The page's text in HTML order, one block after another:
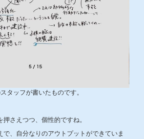
タッフが書いたものです。
さえつつ、個性的ですね。
で、自分なりのアウトプットができていま